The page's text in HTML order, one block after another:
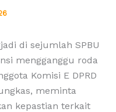
di sejumlah SPBU
mengganggu roda
Komisi E DPRD
meminta
kepastian terkait